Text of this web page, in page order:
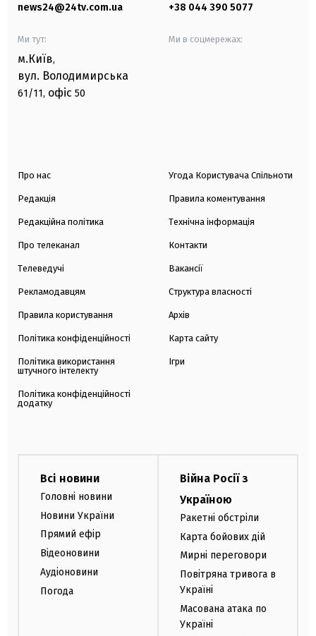
news24@24tv.com.ua +38 044 390 5077
Ми тут:
м.Київ,
вул. Володимирська
61/11, офіс 50
Ми в соцмережах:
Про нас
Редакція
Редакційна політика
Про телеканал
Телеведучі
Рекламодавцям
Правила користування
Політика конфіденційності
Політика використання
штучного інтелекту
Політика конфіденційності
додатку
Угода Користувача Спільноти
Правила коментування
Технічна інформація
Контакти
Вакансії
Структура власності
Архів
Карта сайту
Ігри
Всі новини
Головні новини
Новини України
Прямий ефір
Відеоновини
Аудіоновини
Погода
Війна Росії з
Україною
Ракетні обстріли
Карта бойових дій
Мирні переговори
Повітряна тривога в
Україні
Масована атака по
Україні